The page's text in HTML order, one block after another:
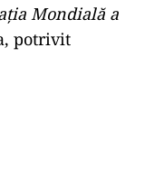
Mondială a
potrivit